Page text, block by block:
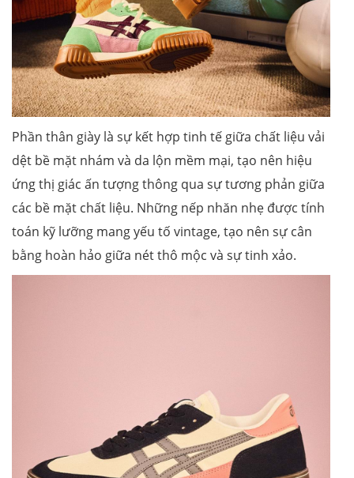
Phần thân giày là sự kết hợp tinh tế giữa chất liệu vải
dệt bề mặt nhám và da lộn mềm mại, tạo nên hiệu
ứng thị giác ấn tượng thông qua sự tương phản giữa
các bề mặt chất liệu. Những nếp nhăn nhẹ được tính
toán kỹ lưỡng mang yếu tố vintage, tạo nên sự cân
bằng hoàn hảo giữa nét thô mộc và sự tinh xảo.